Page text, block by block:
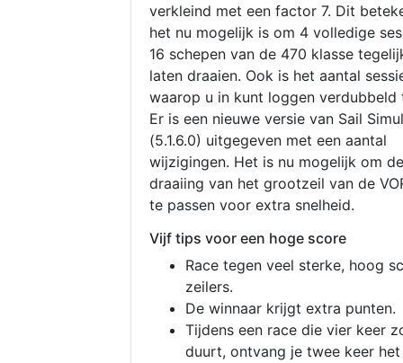
verkleind met een factor 7. Dit
het nu mogelijk is om 4 volledige
16 schepen van de 470 klasse
laten draaien. Ook is het aantal
waarop u in kunt loggen verdubbeld
Er is een nieuwe versie van Sail
(5.1.6.0) uitgegeven met een aantal
wijzigingen. Het is nu mogelijk om de
draaiing van het grootzeil van de
te passen voor extra snelheid.
Vijf tips voor een hoge score
Race tegen veel sterke, hoog
zeilers.
De winnaar krijgt extra punten.
Tijdens een race die vier keer
duurt, ontvang je twee keer